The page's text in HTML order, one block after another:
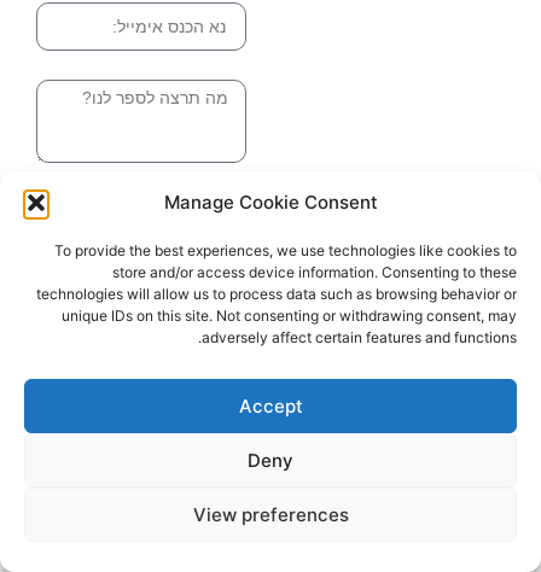
Manage Cookie Consent
To provide the best experiences, we use technologies like cookies to
store and/or access device information. Consenting to these
technologies will allow us to process data such as browsing behavior or
unique IDs on this site. Not consenting or withdrawing consent, may
adversely affect certain features and functions.
Accept
Deny
View preferences
בדרך אלינו
האתר עוצב ונבנה ע"י סטודיו מומנטום
כל הזכויות שמורות ליובל בלומברג 2024